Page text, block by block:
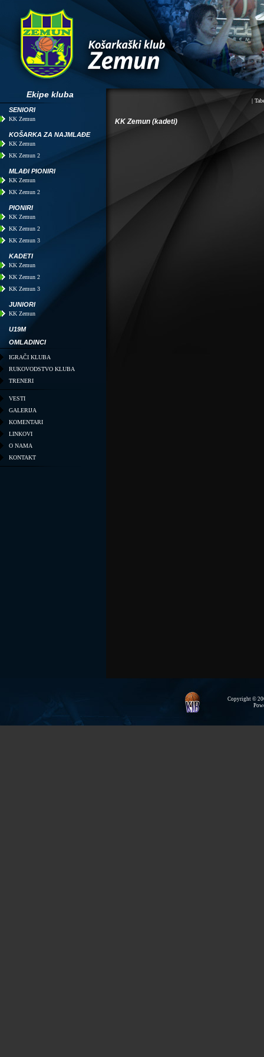
Ekipe kluba
SENIORI
KK Zemun
KOŠARKA ZA NAJMLAĐE
KK Zemun
KK Zemun 2
MLAĐI PIONIRI
KK Zemun
KK Zemun 2
PIONIRI
KK Zemun
KK Zemun 2
KK Zemun 3
KADETI
KK Zemun
KK Zemun 2
KK Zemun 3
JUNIORI
KK Zemun
U19M
OMLADINCI
IGRAČI KLUBA
RUKOVODSTVO KLUBA
TRENERI
VESTI
GALERIJA
KOMENTARI
LINKOVI
O NAMA
KONTAKT
|
KK Zemun (kadeti)
Copyright ©